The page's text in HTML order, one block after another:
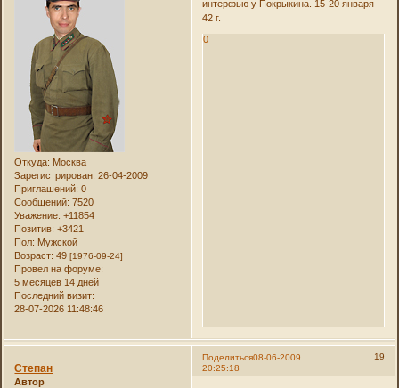
Откуда: Москва
Зарегистрирован: 26-04-2009
Приглашений: 0
Сообщений: 7520
Уважение: +11854
Позитив: +3421
Пол: Мужской
Возраст: 49[1976-09-24]
Провел на форуме:
5 месяцев 14 дней
Последний визит:
28-07-2026 11:48:46
интерфью у Покрыкина. 15-20 января
42 г.
0
Поделиться 19
08-06-2009
20:25:18
Степан
Автор